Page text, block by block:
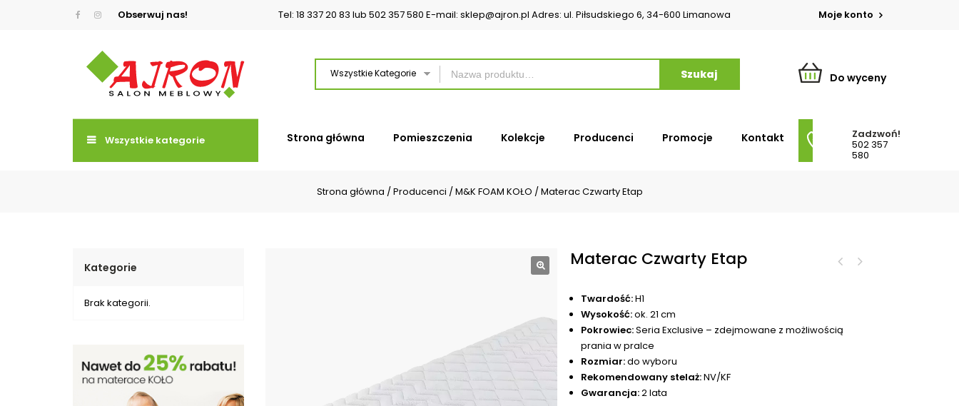
Obserwuj nas! Tel: 18 337 20 83 lub 502 357 580 E-mail: sklep@ajron.pl Adres: ul. Piłsudskiego 6, 34-600 Limanowa Moje konto
Wszystkie Kategorie Do wyceny
Wszystkie kategorie Strona główna Pomieszczenia Kolekcje Producenci Promocje Kontakt Zadzwoń!
502 357
580
Strona główna /Producenci /M&K FOAM KOŁO /Materac Czwarty Etap
Materac Czwarty Etap
Twardość:H1
Wysokość:ok. 21cm
Pokrowiec:Seria Exclusive – zdejmowane z możliwością
prania w pralce
Rozmiar:do wyboru
Rekomendowany stelaż:NV/KF
Gwarancja:2 lata
Kategorie
Brak kategorii.